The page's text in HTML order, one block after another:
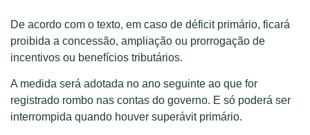
De acordo com o texto, em caso de déficit primário, ficará
proibida a concessão, ampliação ou prorrogação de
incentivos ou benefícios tributários.
A medida será adotada no ano seguinte ao que for
registrado rombo nas contas do governo. E só poderá ser
interrompida quando houver superávit primário.